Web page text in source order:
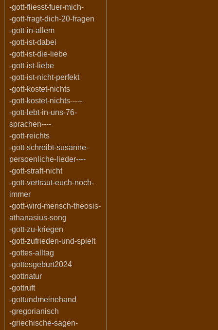
-gott-fliesst-fuer-mich-
-gott-fragt-dich-20-fragen
-gott-in-allem
-gott-ist-dabei
-gott-ist-die-liebe
-gott-ist-liebe
-gott-ist-nicht-perfekt
-gott-kostet-nichts
-gott-kostet-nichts-----
-gott-lebt-in-uns-76-
sprachen----
-gott-reichts
-gott-schreibt-susanne-
persoenliche-lieder----
-gott-straft-nicht
-gott-vertraut-euch-noch-
immer
-gott-wird-mensch-theosis-
athanasius-song
-gott-zu-kriegen
-gott-zufrieden-und-spielt
-gottes-alltag
-gottesgeburt2024
-gottnatur
-gottruft
-gottundmeinehand
-gregorianisch
-griechische-sagen-